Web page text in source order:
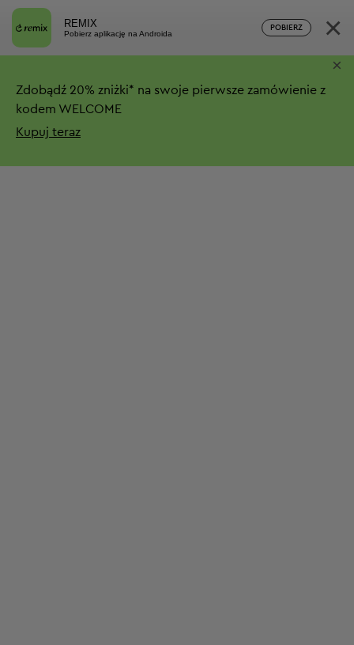
REMIX
Pobierz aplikację na Androida
POBIERZ ×
Zdobądź 20% zniżki* na swoje pierwsze zamówienie z
kodem WELCOME
Kupuj teraz
×